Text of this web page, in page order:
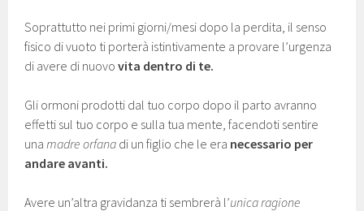
Soprattutto nei primi giorni/mesi dopo la perdita, il senso
fisico di vuoto ti porterà istintivamente a provare l’urgenza
di avere di nuovovita dentro di te.
Gli ormoni prodotti dal tuo corpo dopo il parto avranno
effetti sul tuo corpo e sulla tua mente, facendoti sentire
una madre orfana di un figlio che le era necessario per
andare avanti.
Avere un’altra gravidanza ti sembrerà l’unica ragione